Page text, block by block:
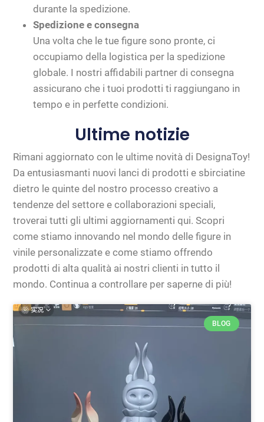
durante la spedizione.
Spedizione e consegna
Una volta che le tue figure sono pronte, ci
occupiamo della logistica per la spedizione
globale. I nostri affidabili partner di consegna
assicurano che i tuoi prodotti ti raggiungano in
tempo e in perfette condizioni.
Ultime notizie
Rimani aggiornato con le ultime novità di DesignaToy!
Da entusiasmanti nuovi lanci di prodotti e sbirciatine
dietro le quinte del nostro processo creativo a
tendenze del settore e collaborazioni speciali,
troverai tutti gli ultimi aggiornamenti qui. Scopri
come stiamo innovando nel mondo delle figure in
vinile personalizzate e come stiamo offrendo
prodotti di alta qualità ai nostri clienti in tutto il
mondo. Continua a controllare per saperne di più!
BLOG